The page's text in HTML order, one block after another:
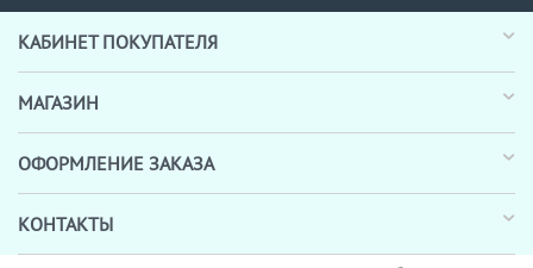
КАБИНЕТ ПОКУПАТЕЛЯ
МАГАЗИН
ОФОРМЛЕНИЕ ЗАКАЗА
КОНТАКТЫ